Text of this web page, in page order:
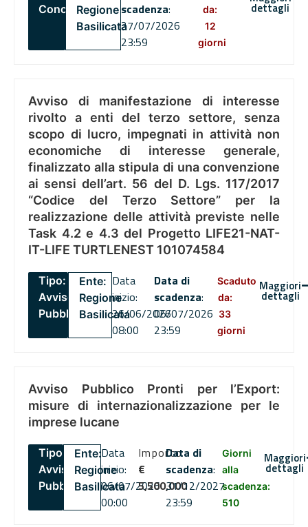
ConcorsiRegione
Basilicata
scadenza:
27/07/2026
23:59
da:
12
giorni
dettagli
Avviso di manifestazione di interesse
rivolto a enti del terzo settore, senza
scopo di lucro, impegnati in attività non
economiche di interesse generale,
finalizzato alla stipula di una convenzione
ai sensi dell’art. 56 del D. Lgs. 117/2017
“Codice del Terzo Settore” per la
realizzazione delle attività previste nelle
Task 4.2 e 4.3 del Progetto LIFE21-NAT-
IT-LIFE TURTLENEST 101074584
Tipo:
Avviso
Pubblico
Ente:
Regione
Basilicata
Data
inizio:
26/06/2026
08:00
Data di
scadenza:
06/07/2026
23:59
Scaduto
da:
33
giorni
Maggiori
dettagli
Avviso Pubblico Pronti per l’Export:
misure di internazionalizzazione per le
imprese lucane
Tipo:
Avviso
Pubblico
Ente:
Regione
Basilicata
Data
inizio:
06/07/2026
00:00
Importo
€
5,500,000
Data di
scadenza:
31/12/2027
23:59
Giorni
alla
scadenza:
510
Maggiori
dettagli